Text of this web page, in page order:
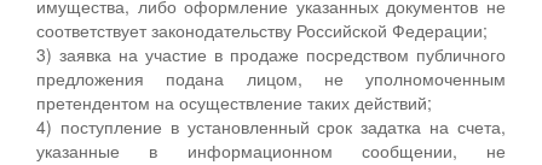
имущества, либо оформление указанных документов не
соответствует законодательству Российской Федерации;
3) заявка на участие в продаже посредством публичного
предложения подана лицом, не уполномоченным
претендентом на осуществление таких действий;
4) поступление в установленный срок задатка на счета,
указанные в информационном сообщении, не